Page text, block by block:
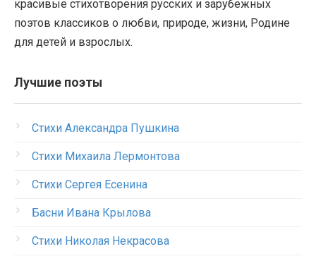
красивые стихотворения русских и зарубежных
поэтов классиков о любви, природе, жизни, Родине
для детей и взрослых.
Лучшие поэты
Стихи Александра Пушкина
Стихи Михаила Лермонтова
Стихи Сергея Есенина
Басни Ивана Крылова
Стихи Николая Некрасова